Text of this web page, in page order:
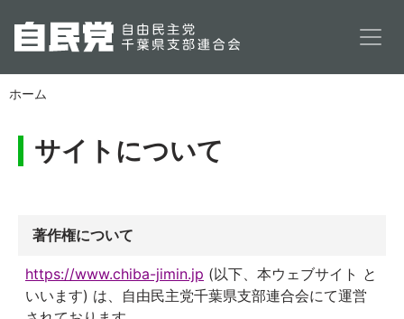
ホーム
サイトについて
著作権について
https://www.chiba-jimin.jp (以下、本ウェブサイト と
いいます) は、自由民主党千葉県支部連合会にて運営